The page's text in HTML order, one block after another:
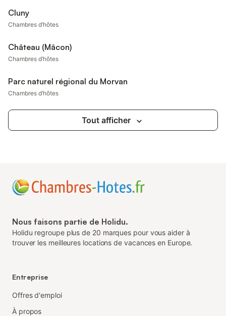
Cluny
Chambres d’hôtes
Château (Mâcon)
Chambres d’hôtes
Parc naturel régional du Morvan
Chambres d’hôtes
Tout afficher
Nous faisons partie de Holidu.
Holidu regroupe plus de 20 marques pour vous aider à
trouver les meilleures locations de vacances en Europe.
Entreprise
Offres d'emploi
À propos